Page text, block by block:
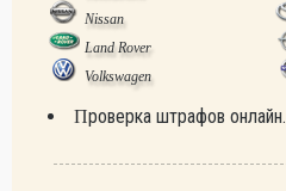
Nissan
Land Rover
Volkswagen
Проверка штрафов онлайн.